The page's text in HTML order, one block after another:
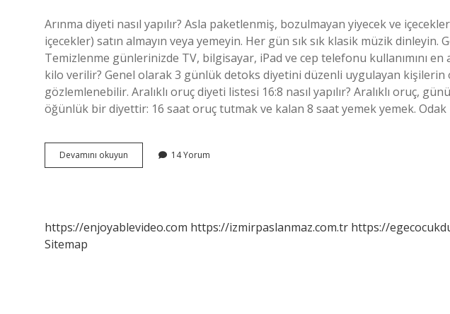
Arınma diyeti nasıl yapılır? Asla paketlenmiş, bozulmayan yiyecek ve
içecekler) satın almayın veya yemeyin. Her gün sık sık klasik müzik dinleyin.
Temizlenme günlerinizde TV, bilgisayar, iPad ve cep telefonu kullanımını
kilo verilir? Genel olarak 3 günlük detoks diyetini düzenli uygulayan
gözlemlenebilir. Aralıklı oruç diyeti listesi 16:8 nasıl yapılır? Aralıklı oruç,
öğünlük bir diyettir: 16 saat oruç tutmak ve kalan 8 saat yemek yemek.
Devamını okuyun
Diyeti
14 Yorum
https://enjoyablevideo.com https://izmirpaslanmaz.com.tr https://
Sitemap